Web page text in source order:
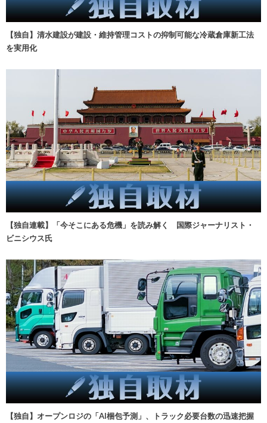
【独自】清水建設が建設・維持管理コストの抑制可能な冷蔵倉庫新工法
を実用化
【独自連載】「今そこにある危機」を読み解く 国際ジャーナリスト・
ビニシウス氏
【独自】オープンロジの「AI梱包予測」、トラック必要台数の迅速把握